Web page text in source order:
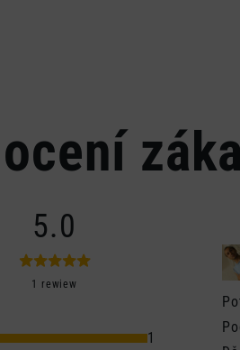
5.0
1 rewiew
1